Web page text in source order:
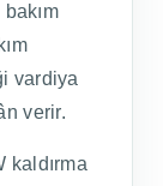
vardiya
verir.
kaldırma